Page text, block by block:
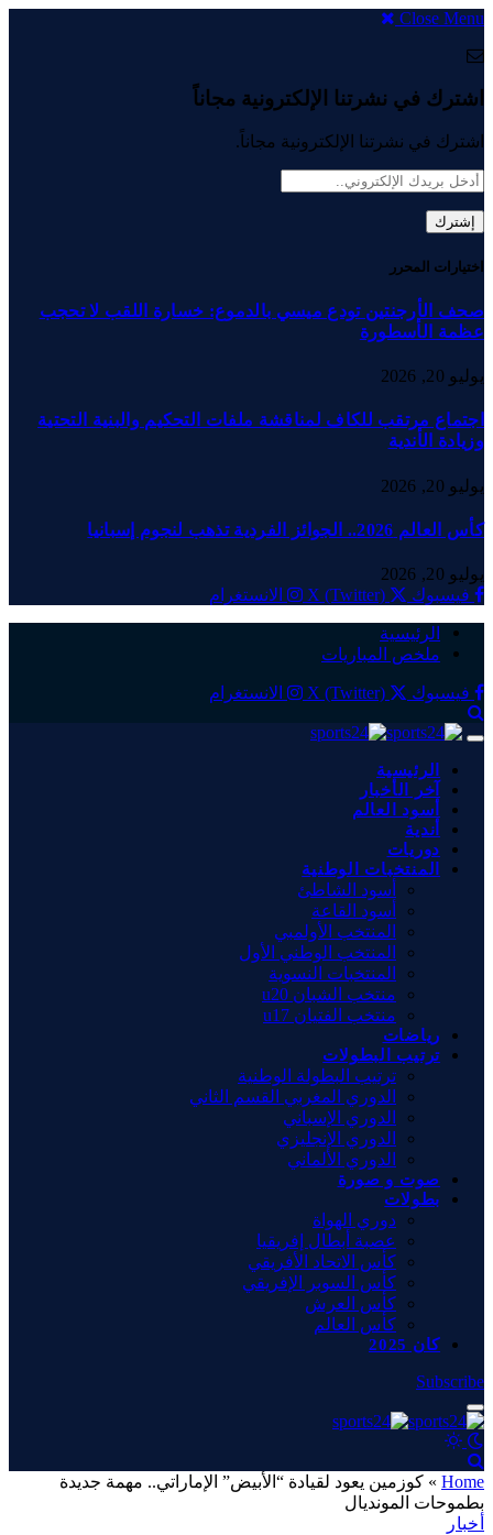
Close Menu
اشترك في نشرتنا الإلكترونية مجاناً
اشترك في نشرتنا الإلكترونية مجاناً.
اختيارات المحرر
صحف الأرجنتين تودع ميسي بالدموع: خسارة اللقب لا تحجب
عظمة الأسطورة
يوليو 20, 2026
اجتماع مرتقب للكاف لمناقشة ملفات التحكيم والبنية التحتية
وزيادة الأندية
يوليو 20, 2026
كأس العالم 2026.. الجوائز الفردية تذهب لنجوم إسبانيا
يوليو 20, 2026
فيسبوك
X (Twitter) الانستغرام
الرئيسية
ملخص المباريات
فيسبوك X (Twitter) الانستغرام
الرئيسية
آخر الأخبار
أسود العالم
أندية
دوريات
المنتخبات الوطنية
أسود الشاطئ
أسود القاعة
المنتخب الأولمبي
المنتخب الوطني الأول
المنتخبات النسوية
منتخب الشبان u20
منتخب الفتيان u17
رياضات
ترتيب البطولات
ترتيب البطولة الوطنية
الدوري المغربي القسم الثاني
الدوري الإسباني
الدوري الإنجليزي
الدوري الألماني
صوت و صورة
بطولات
دوري الهواة
عصبة أبطال إفريقيا
كأس الاتحاد الأفريقي
كأس السوبر الإفريقي
كأس العرش
كأس العالم
كان 2025
Subscribe
Home
» كوزمين يعود لقيادة “الأبيض” الإماراتي.. مهمة جديدة
بطموحات المونديال
أخبار